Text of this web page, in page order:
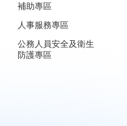
補助專區
人事服務專區
公務人員安全及衛生
防護專區